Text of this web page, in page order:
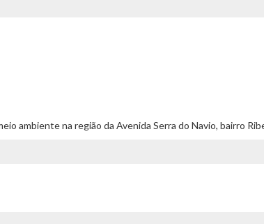
ambiente na região da Avenida Serra do Navio, bairro